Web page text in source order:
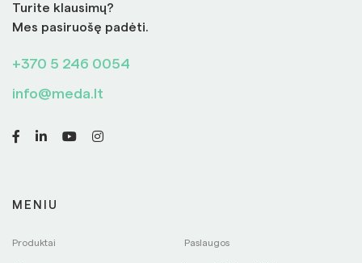
Turite klausimų?
Mes pasiruošę padėti.
+370 5 246 0054
info@meda.lt
MENIU
Produktai Paslaugos